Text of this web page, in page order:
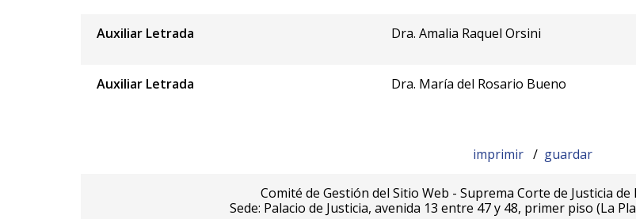
Auxiliar Letrada Dra. Amalia Raquel Orsini
Auxiliar Letrada Dra. María del Rosario Bueno
imprimir / guardar
Comité de Gestión del Sitio Web - Suprema Corte de Justicia
Sede: Palacio de Justicia, avenida 13 entre 47 y 48, primer piso (La